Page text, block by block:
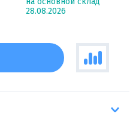
28.08.2026